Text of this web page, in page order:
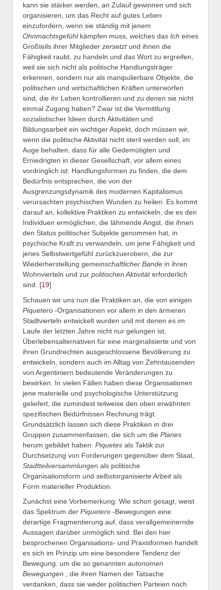
kann sie stärker werden, an Zulauf gewinnen und sich
organisieren, um das Recht auf gutes Leben
einzufordern, wenn sie ständig mit jenem
Ohnmachtsgefühl kämpfen muss, welches das Ich eines
Großteils ihrer Mitglieder zersetzt und ihnen die
Fähigkeit raubt, zu handeln und das Wort zu ergreifen,
weil sie sich nicht als politische Handlungsträger
erkennen, sondern nur als manipulierbare Objekte, die
politischen und wirtschaftlichen Kräften unterworfen
sind, die ihr Leben kontrollieren und zu denen sie nicht
einmal Zugang haben? Zwar ist die Vermittlung
sozialistischer Ideen durch Aktivitäten und
Bildungsarbeit ein wichtiger Aspekt, doch müssen wir,
wenn die politische Aktivität nicht steril werden soll, im
Auge behalten, dass für alle Gedemütigten und
Erniedrigten in dieser Gesellschaft, vor allem eines
vordringlich ist: Handlungsformen zu finden, die dem
Bedürfnis entsprechen, die von der
Ausgrenzungsdynamik des modernen Kapitalismus
verursachten psychischen Wunden zu heilen. Es kommt
darauf an, kollektive Praktiken zu entwickeln, die es den
Individuen ermöglichen, die lähmende Angst, die ihnen
den Status politischer Subjekte genommen hat, in
psychische Kraft zu verwandeln, um jene Fähigkeit und
jenes Selbstwertgefühl zurückzuerobern, die zur
Wiederherstellung gemeinschaftlicher Bande in ihren
Wohnvierteln und zur politischen Aktivitäterforderlich
sind. [19]
Schauen wir uns nun die Praktiken an, die von einigen
Piquetero -Organisationen vor allem in den ärmeren
Stadtvierteln entwickelt wurden und mit denen es im
Laufe der letzten Jahre nicht nur gelungen ist,
Überlebensalternativen für eine marginalisierte und von
ihren Grundrechten ausgeschlossene Bevölkerung zu
entwickeln, sondern auch im Alltag von Zehntausenden
von Argentiniern bedeutende Veränderungen zu
bewirken. In vielen Fällen haben diese Organisationen
jene materielle und psychologische Unterstützung
geliefert, die zumindest teilweise den oben erwähnten
spezifischen Bedürfnissen Rechnung trägt.
Grundsätzlich lassen sich diese Praktiken in drei
Gruppen zusammenfassen, die sich um die Planes
herum gebildet haben: Piquetes als Taktik zur
Durchsetzung von Forderungen gegenüber dem Staat,
Stadtteilversammlungen als politische
Organisationsform und selbstorganisierte Arbeitals
Form materieller Produktion.
Zunächst eine Vorbemerkung: Wie schon gesagt, weist
das Spektrum der Piquetero -Bewegungen eine
derartige Fragmentierung auf, dass verallgemeinernde
Aussagen darüber unmöglich sind. Bei den hier
besprochenen Organisations- und Praxisformen handelt
es sich im Prinzip um eine besondere Tendenz der
Bewegung: um die so genannten autonomen
Bewegungen , die ihren Namen der Tatsache
verdanken, dass sie weder politischen Parteien noch